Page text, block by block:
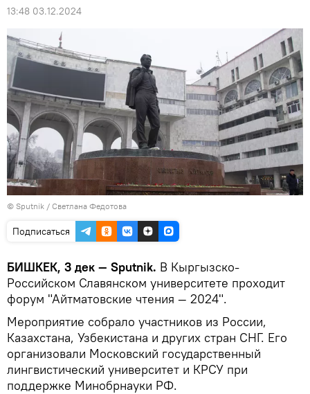
13:48 03.12.2024
© Sputnik / Светлана Федотова
Подписаться
БИШКЕК, 3 дек — Sputnik. В Кыргызско-
Российском Славянском университете проходит
форум "Айтматовские чтения — 2024".
Мероприятие собрало участников из России,
Казахстана, Узбекистана и других стран СНГ. Его
организовали Московский государственный
лингвистический университет и КРСУ при
поддержке Минобрнауки РФ.